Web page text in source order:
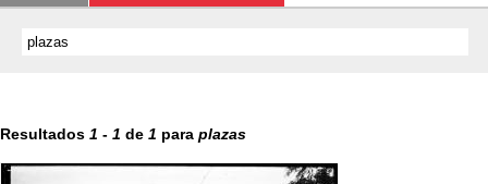
Resultados 1 - 1 de 1 para plazas